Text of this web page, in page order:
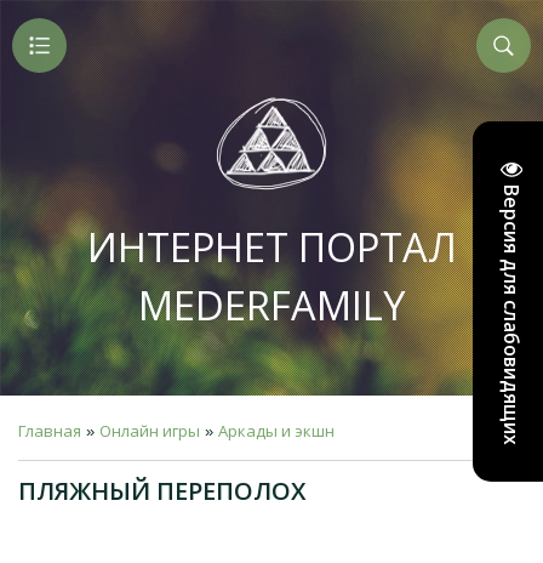
Версия для слабовидящих
ИНТЕРНЕТ ПОРТАЛ
MEDERFAMILY
Главная » Онлайн игры » Аркады и экшн
ПЛЯЖНЫЙ ПЕРЕПОЛОХ